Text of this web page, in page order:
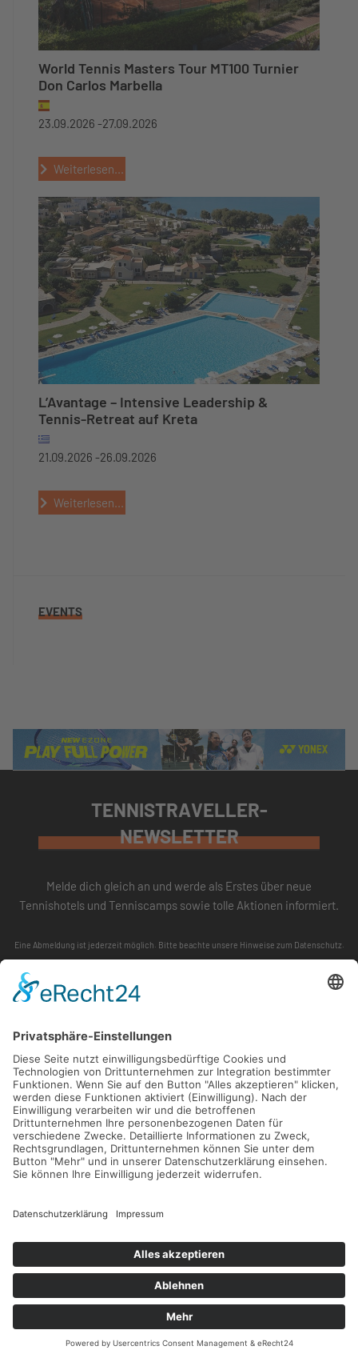
World Tennis Masters Tour MT100 Turnier
Don Carlos Marbella
23.09.2026 -27.09.2026
Weiterlesen...
L’Avantage – Intensive Leadership &
Tennis-Retreat auf Kreta
21.09.2026 -26.09.2026
Weiterlesen...
EVENTS
TENNISTRAVELLER-
NEWSLETTER
Melde dich gleich an und werde als Erstes über neue
Tennishotels und Tenniscamps sowie tolle Aktionen informiert.
Eine Abmeldung ist jederzeit möglich. Bitte beachte unsere Hinweise zum Datenschutz.
ABONNIEREN
FOLLOW US
IMPRESSUM
© 2026 TENNISTRAVELLER. ALLE RECHTE VORBEHALTEN.